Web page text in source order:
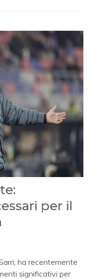
per il
ha recentemente
significativi per